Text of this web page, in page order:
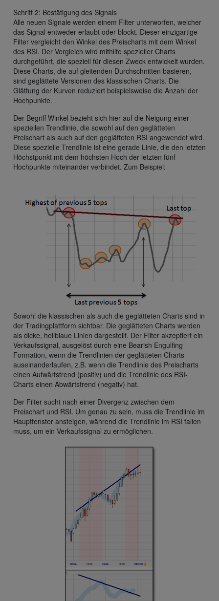
Schritt 2: Bestätigung des Signals
Alle neuen Signale werden einem Filter unterworfen, welcher
das Signal entweder erlaubt oder blockt. Dieser einzigartige
Filter vergleicht den Winkel des Preischarts mit dem Winkel
des RSI. Der Vergleich wird mithilfe spezieller Charts
durchgeführt, die speziell für diesen Zweck entwickelt wurden.
Diese Charts, die auf gleitenden Durchschnitten basieren,
sind geglättete Versionen des klassischen Charts. Die
Glättung der Kurven reduziert beispielsweise die Anzahl der
Hochpunkte.
Der Begriff Winkel bezieht sich hier auf die Neigung einer
speziellen Trendlinie, die sowohl auf den geglätteten
Preischart als auch auf den geglätteten RSI angewendet wird.
Diese spezielle Trendlinie ist eine gerade Linie, die den letzten
Höchstpunkt mit dem höchsten Hoch der letzten fünf
Hochpunkte miteinander verbindet. Zum Beispiel:
Sowohl die klassischen als auch die geglätteten Charts sind in
der Tradingplattform sichtbar. Die geglätteten Charts werden
als dicke, hellblaue Linien dargestellt. Der Filter akzeptiert ein
Verkaufssignal, ausgelöst durch eine Bearish Engulfing
Formation, wenn die Trendlinien der geglätteten Charts
auseinanderlaufen, z.B. wenn die Trendlinie des Preischarts
einen Aufwärtstrend (positiv) und die Trendlinie des RSI-
Charts einen Abwärtstrend (negativ) hat.
Der Filter sucht nach einer Divergenz zwischen dem
Preischart und RSI. Um genau zu sein, muss die Trendlinie im
Hauptfenster ansteigen, während die Trendlinie im RSI fallen
muss, um ein Verkaufssignal zu ermöglichen.